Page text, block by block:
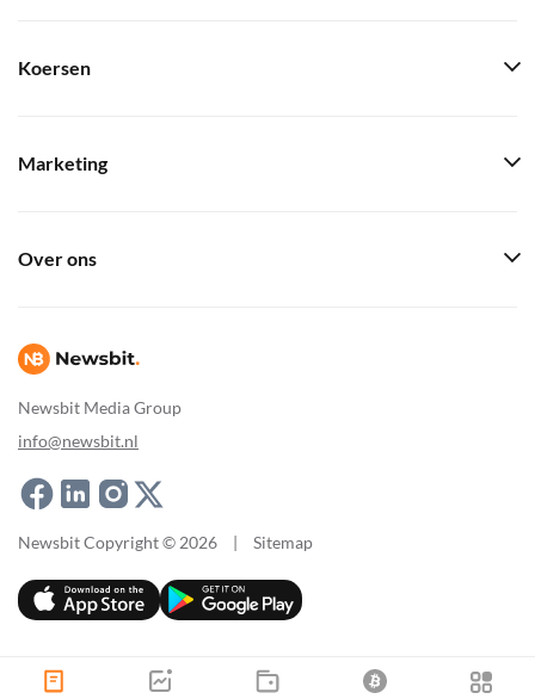
Newsbit Media Group
info@newsbit.nl
Koersen
Marketing
Over ons
Newsbit Copyright © 2026 | Sitemap